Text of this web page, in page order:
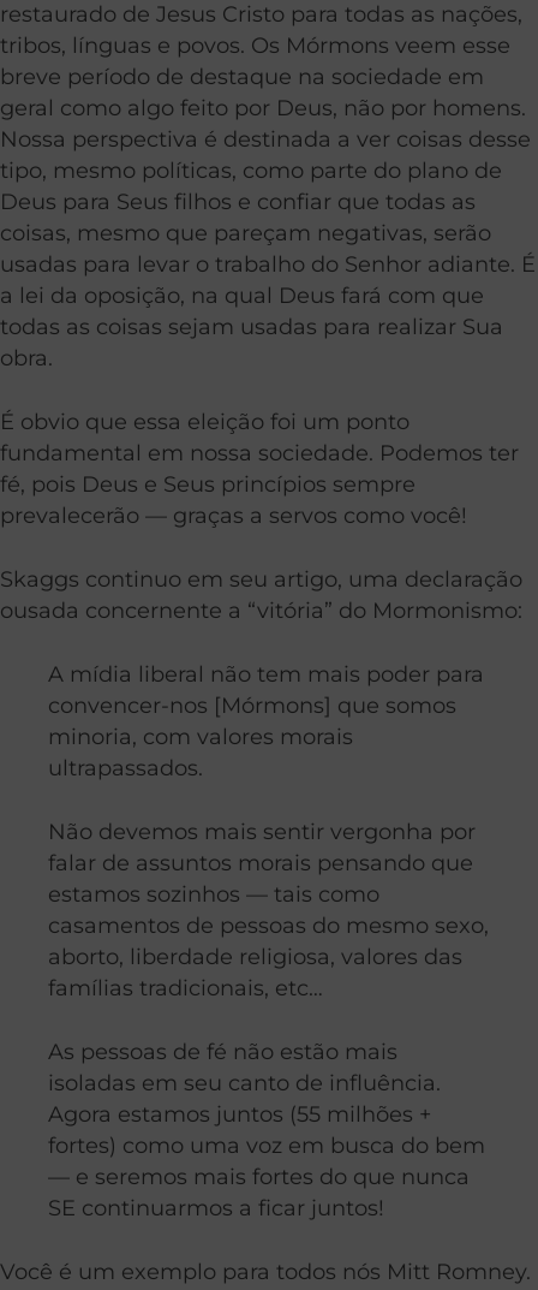
restaurado de Jesus Cristo para todas as nações,
tribos, línguas e povos. Os Mórmons veem esse
breve período de destaque na sociedade em
geral como algo feito por Deus, não por homens.
Nossa perspectiva é destinada a ver coisas desse
tipo, mesmo políticas, como parte do plano de
Deus para Seus filhos e confiar que todas as
coisas, mesmo que pareçam negativas, serão
usadas para levar o trabalho do Senhor adiante. É
a lei da oposição, na qual Deus fará com que
todas as coisas sejam usadas para realizar Sua
obra.
É obvio que essa eleição foi um ponto
fundamental em nossa sociedade. Podemos ter
fé, pois Deus e Seus princípios sempre
prevalecerão — graças a servos como você!
Skaggs continuo em seu artigo, uma declaração
ousada concernente a “vitória” do Mormonismo:
A mídia liberal não tem mais poder para
convencer-nos [Mórmons] que somos
minoria, com valores morais
ultrapassados.
Não devemos mais sentir vergonha por
falar de assuntos morais pensando que
estamos sozinhos — tais como
casamentos de pessoas do mesmo sexo,
aborto, liberdade religiosa, valores das
famílias tradicionais, etc…
As pessoas de fé não estão mais
isoladas em seu canto de influência.
Agora estamos juntos (55 milhões +
fortes) como uma voz em busca do bem
— e seremos mais fortes do que nunca
SE continuarmos a ficar juntos!
Você é um exemplo para todos nós Mitt Romney.